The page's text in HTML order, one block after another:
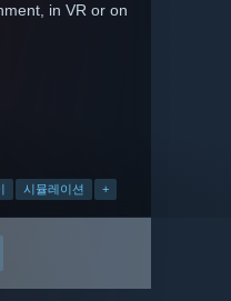
in VR or on
시뮬레이션 +